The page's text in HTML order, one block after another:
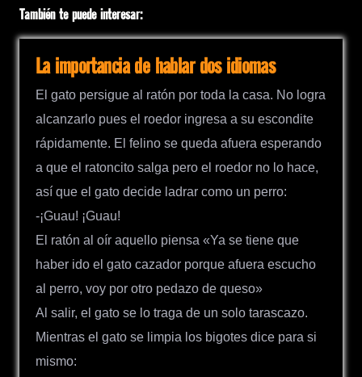
También te puede interesar:
La importancia de hablar dos idiomas
El gato persigue al ratón por toda la casa. No logra
alcanzarlo pues el roedor ingresa a su escondite
rápidamente. El felino se queda afuera esperando
a que el ratoncito salga pero el roedor no lo hace,
así que el gato decide ladrar como un perro:
-¡Guau! ¡Guau!
El ratón al oír aquello piensa «Ya se tiene que
haber ido el gato cazador porque afuera escucho
al perro, voy por otro pedazo de queso»
Al salir, el gato se lo traga de un solo tarascazo.
Mientras el gato se limpia los bigotes dice para si
mismo: